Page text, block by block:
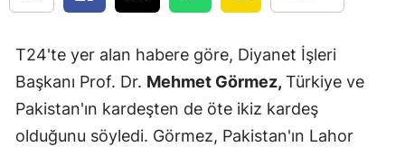
T24'te yer alan habere göre, Diyanet İşleri
Başkanı Prof. Dr. Mehmet Görmez, Türkiye ve
Pakistan'ın kardeşten de öte ikiz kardeş
olduğunu söyledi. Görmez, Pakistan'ın Lahor